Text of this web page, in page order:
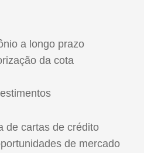
a longo prazo
da cota
de cartas de crédito
de mercado